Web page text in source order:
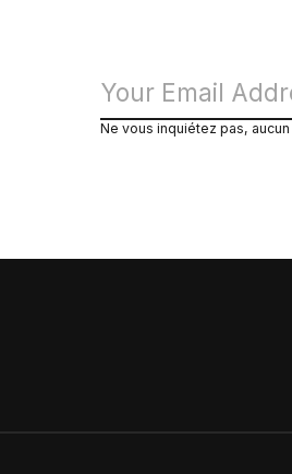
Ne vous inquiétez pas,